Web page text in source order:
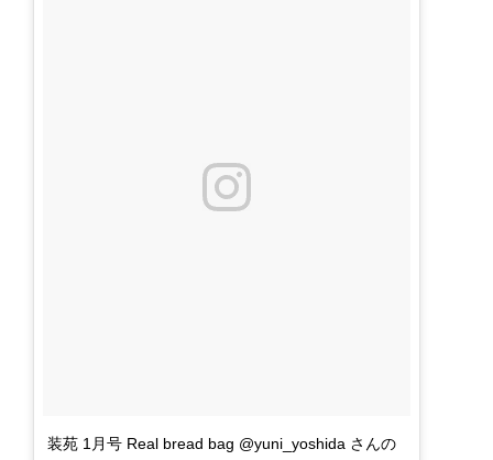
装苑 1月号 Real bread bag @yuni_yoshida さんの